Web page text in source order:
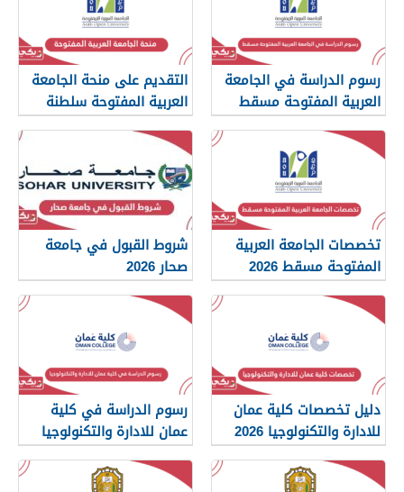
رسوم الدراسة في الجامعة
العربية المفتوحة مسقط
2026
التقديم على منحة الجامعة
العربية المفتوحة سلطنة
عمان 2026
تخصصات الجامعة العربية
المفتوحة مسقط 2026
شروط القبول في جامعة
صحار 2026
دليل تخصصات كلية عمان
للادارة والتكنولوجيا 2026
رسوم الدراسة في كلية
عمان للادارة والتكنولوجيا
2026